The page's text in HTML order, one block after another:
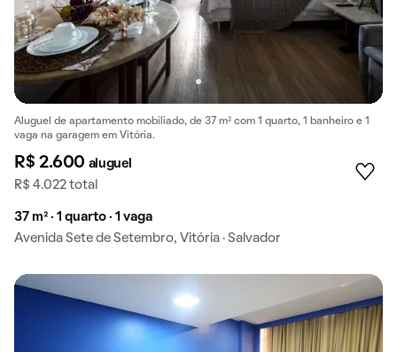
Aluguel de apartamento mobiliado, de 37 m² com 1 quarto, 1 banheiro e 1
vaga na garagem em Vitória.
R$ 2.600 aluguel
R$ 4.022 total
37 m² · 1 quarto · 1 vaga
Avenida Sete de Setembro, Vitória · Salvador